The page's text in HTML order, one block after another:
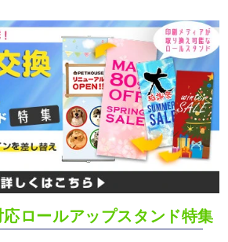
ロールアップスタンド特集